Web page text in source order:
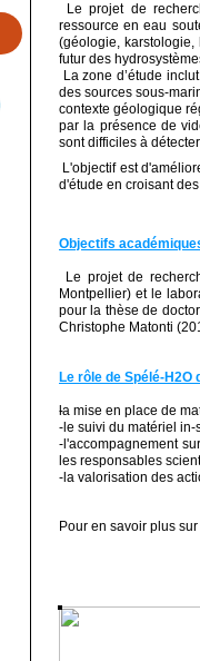
Le projet de
ressource en eau
(géologie,
futur des
La zone d’étude
des sources sous-
contexte géologique
par la présence de
sont difficiles à
L'objectif est
d'étude en croisant
Objectifs
Le projet de
Montpellier) et le
pour la thèse de
Christophe Matonti
Le rôle de Spélé-H2O
la mise en place de
-le suivi du matériel
-l'accompagnement
les responsables
-la valorisation des
-
Pour en savoir plus sur